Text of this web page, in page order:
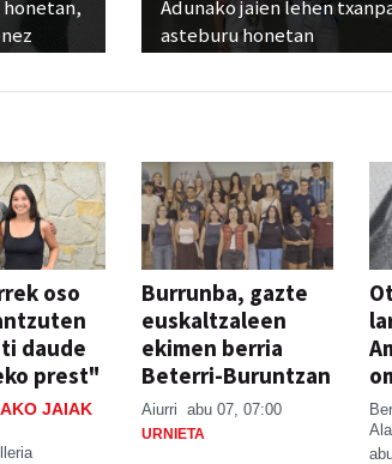
Adunako jaien lehen
asteburu honetan
oso
daude
prest"
JAIAK
Burrunba, gazte
euskaltzaleen
ekimen berria
Beterri-Buruntzan
Aiurri abu 07, 07:00
URNIETA